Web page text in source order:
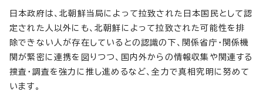
日本政府は、北朝鮮当局によって拉致された日本国民として認
定された人以外にも、北朝鮮によって拉致された可能性を排
除できない人が存在しているとの認識の下、関係省庁・関係機
関が緊密に連携を図りつつ、国内外からの情報収集や関連する
捜査・調査を強力に推し進めるなど、全力で真相究明に努めて
います。